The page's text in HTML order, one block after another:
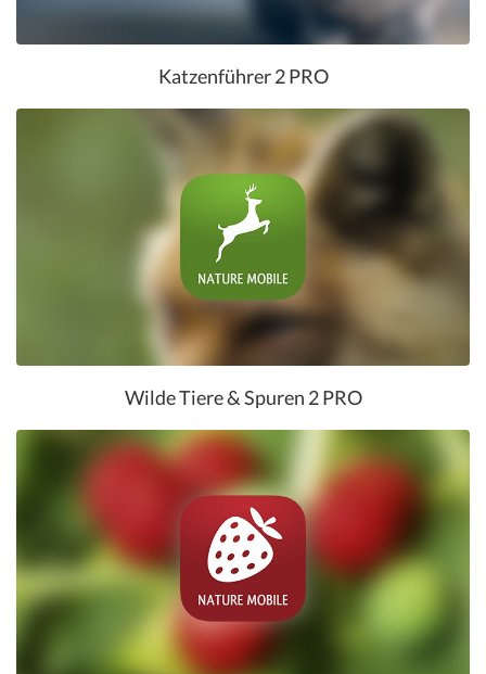
Katzenführer 2 PRO
Wilde Tiere & Spuren 2 PRO